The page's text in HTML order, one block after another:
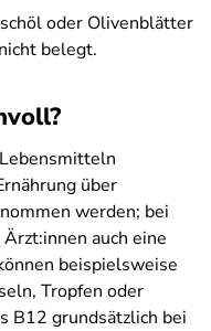
oder Olivenblätter
belegt.
über
werden; bei
auch eine
beispielsweise
Tropfen oder
B12 grundsätzlich bei